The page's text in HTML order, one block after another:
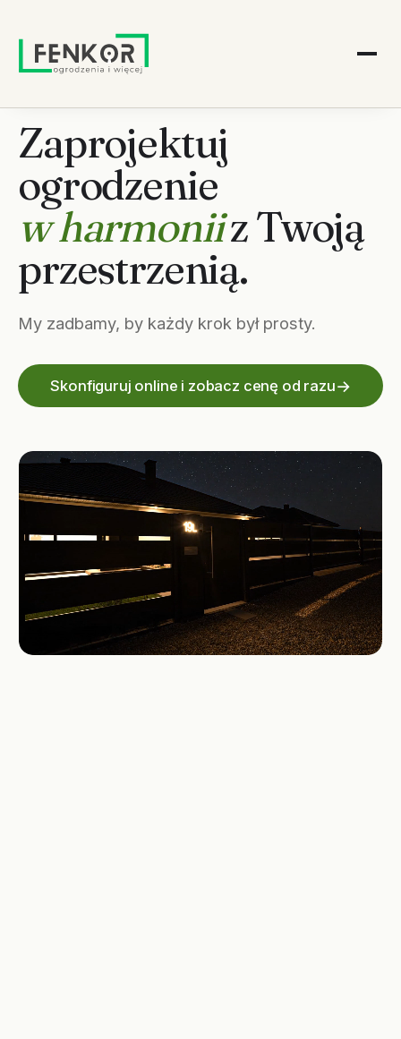
Zaprojektuj
ogrodzenie
w harmoniiz Twoją
przestrzenią.
My zadbamy, by każdy krok był prosty.
Skonfiguruj online i zobacz cenę od razu